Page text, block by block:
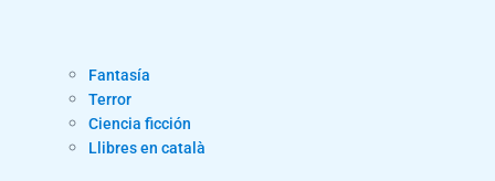
Fantasía
Terror
Ciencia ficción
Llibres en català